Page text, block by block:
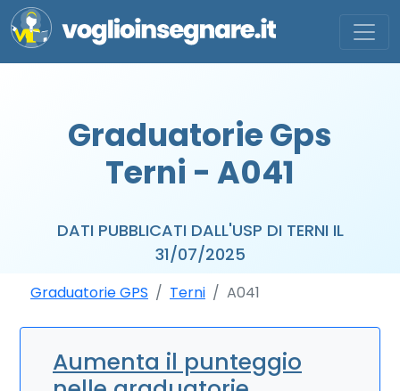
Graduatorie Gps
Terni - A041
DATI PUBBLICATI DALL'USP DI TERNI IL
31/07/2025
Graduatorie GPS Terni A041
Aumenta il punteggio